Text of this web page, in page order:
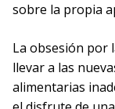
sobre la propia
La obsesión por
llevar a las
alimentarias